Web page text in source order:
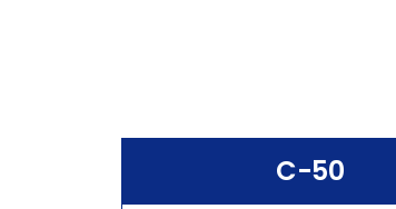
C-50